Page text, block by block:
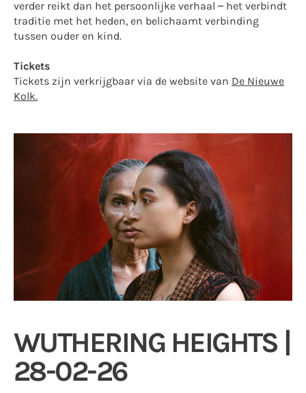
verder reikt dan het persoonlijke verhaal – het verbindt
traditie met het heden, en belichaamt verbinding
tussen ouder en kind.
Tickets
Tickets zijn verkrijgbaar via de website van De Nieuwe
Kolk.
WUTHERING HEIGHTS |
28-02-26